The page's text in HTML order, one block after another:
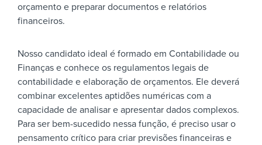
orçamento e preparar documentos e relatórios
financeiros.
Nosso candidato ideal é formado em Contabilidade ou
Finanças e conhece os regulamentos legais de
contabilidade e elaboração de orçamentos. Ele deverá
combinar excelentes aptidões numéricas com a
capacidade de analisar e apresentar dados complexos.
Para ser bem-sucedido nessa função, é preciso usar o
pensamento crítico para criar previsões financeiras e